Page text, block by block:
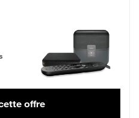
42,99 € par mois, Engagement 12 mois
offre